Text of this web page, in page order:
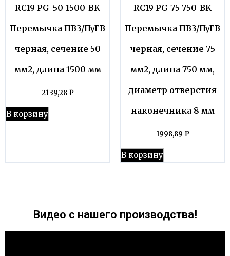
RC19 PG-50-1500-BK
Перемычка ПВ3/ПуГВ
черная, сечение 50
мм2, длина 1500 мм
2139,28 ₽
В корзину
RC19 PG-75-750-BK
Перемычка ПВ3/ПуГВ
черная, сечение 75
мм2, длина 750 мм,
диаметр отверстия
наконечника 8 мм
1998,89 ₽
В корзину
Видео с нашего производства!